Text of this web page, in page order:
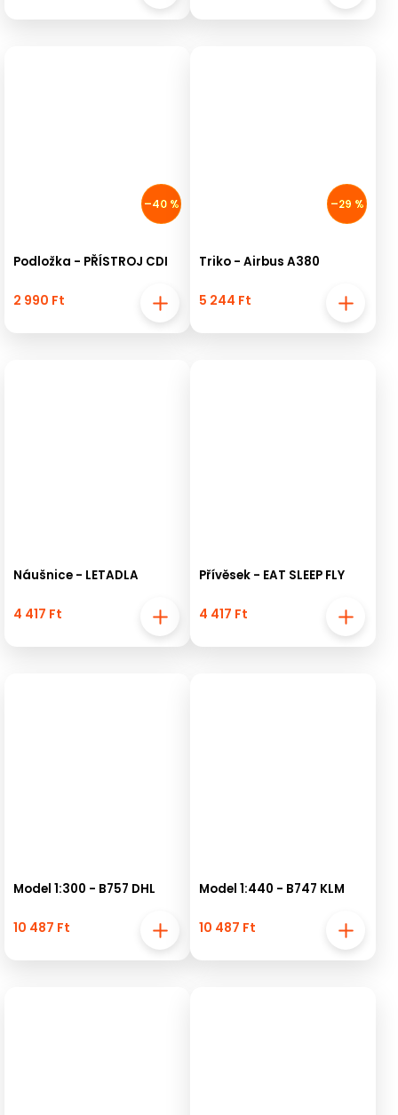
–40 %
Podložka - PŘÍSTROJ CDI
2 990 Ft
–29 %
Triko - Airbus A380
5 244 Ft
Náušnice - LETADLA
4 417 Ft
Přívěsek - EAT SLEEP FLY
4 417 Ft
Model 1:300 - B757 DHL
10 487 Ft
Model 1:440 - B747 KLM
10 487 Ft